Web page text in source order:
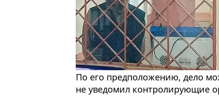
По его предположению, дело
не уведомил контролирующие